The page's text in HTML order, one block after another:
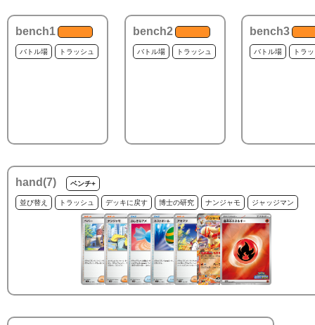
bench1
バトル場 トラッシュ
bench2
バトル場 トラッシュ
bench3
バトル場 トラ
hand(7) ベンチ+
並び替え トラッシュ デッキに戻す 博士の研究 ナンジャモ ジャッジマン